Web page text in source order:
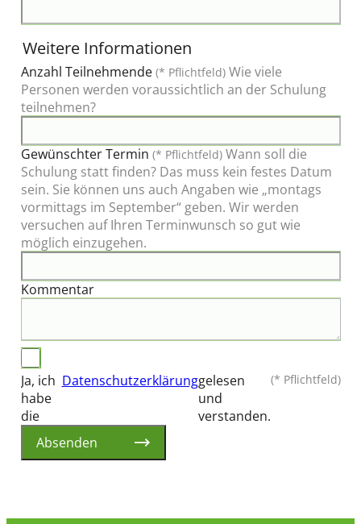
Weitere Informationen
Anzahl Teilnehmende (* Pflichtfeld) Wie viele
Personen werden voraussichtlich an der Schulung
teilnehmen?
Gewünschter Termin (* Pflichtfeld) Wann soll die
Schulung statt finden? Das muss kein festes Datum
sein. Sie können uns auch Angaben wie „montags
vormittags im September“ geben. Wir werden
versuchen auf Ihren Terminwunsch so gut wie
möglich einzugehen.
Kommentar
Ja, ich
habe
die
Datenschutzerklärunggelesen
und
verstanden.
(* Pflichtfeld)
Absenden